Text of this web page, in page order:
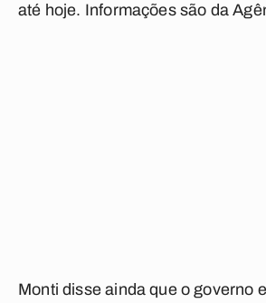
até hoje. Informações são da
Monti disse ainda que o governo